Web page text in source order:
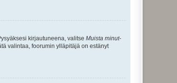
kirjautuneena, valitse Muista minut-
valintaa, foorumin ylläpitäjä on estänyt